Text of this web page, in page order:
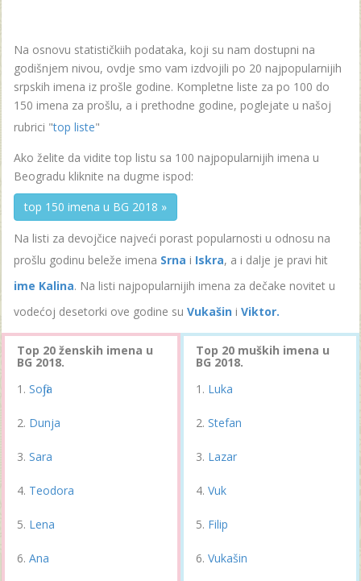
Na osnovu statističkiih podataka, koji su nam dostupni na
godišnjem nivou, ovdje smo vam izdvojili po 20 najpopularnijih
srpskih imena iz prošle godine. Kompletne liste za po 100 do
150 imena za prošlu, a i prethodne godine, poglejate u našoj
rubrici "top liste"
Ako želite da vidite top listu sa 100 najpopularnijih imena u
Beogradu kliknite na dugme ispod:
top 150 imena u BG 2018 »
Na listi za devojčice najveći porast popularnosti u odnosu na
prošlu godinu beleže imena Srna i Iskra, a i dalje je pravi hit
ime Kalina. Na listi najpopularnijih imena za dečake novitet u
vodećoj desetorki ove godine su Vukašin i Viktor.
Top 20 ženskih imena u
BG 2018.
Sofija
Dunja
Sara
Teodora
Lena
Ana
Top 20 muških imena u
BG 2018.
Luka
Stefan
Lazar
Vuk
Filip
Vukašin